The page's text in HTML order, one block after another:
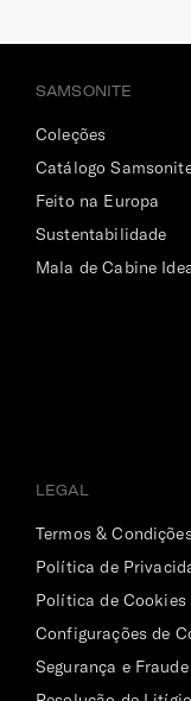
SAMSONITE
Coleções
Catálogo
Feito na Europa
Sustentabilidade
Mala de Cabine
LEGAL
Termos &
Política de
Política de Cookies
Configurações de
Segurança e Fraude